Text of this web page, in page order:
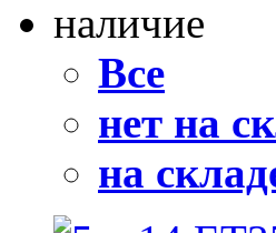
наличие
Все
нет на
на